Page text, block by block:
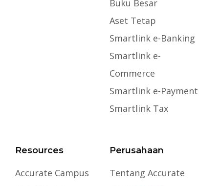
Buku Besar
Aset Tetap
Smartlink e-Banking
Smartlink e-
Commerce
Smartlink e-Payment
Smartlink Tax
Resources
Accurate Campus
Perusahaan
Tentang Accurate